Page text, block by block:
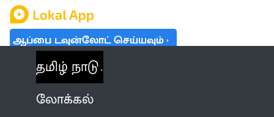
ஆப்பை டவுன்லோட் செய்யவும்
தமிழ் நாடு
லோக்கல்